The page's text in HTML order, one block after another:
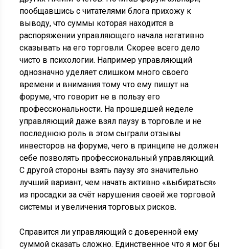
пообщавшись с читателями блога прихожу к
выводу, что суммы которая находится в
распоряжении управляющего начала негативно
сказывать на его торговли. Скорее всего дело
чисто в психологии. Например управляющий
однозначно уделяет слишком много своего
времени и внимания тому что ему пишут на
форуме, что говорит не в пользу его
профессиональности. На прошедшей неделе
управляющий даже взял паузу в торговле и не
последнюю роль в этом сыграли отзывы
инвесторов на форуме, чего в принципе не должен
себе позволять профессиональный управляющий.
С другой стороны взять паузу это значительно
лучший вариант, чем начать активно «выбираться»
из просадки за счёт нарушения своей же торговой
системы и увеличения торговых рисков.
Справится ли управляющий с доверенной ему
суммой сказать сложно. Единственное что я мог бы